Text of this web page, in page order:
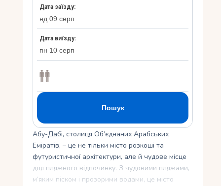
Абу-Дабі, столиця Об’єднаних Арабських
Еміратів, – це не тільки місто розкоші та
футуристичної архітектури, але й чудове місце
для пляжного відпочинку. З чудовими пляжами,
м’яким піском і прозорими водами, це місто